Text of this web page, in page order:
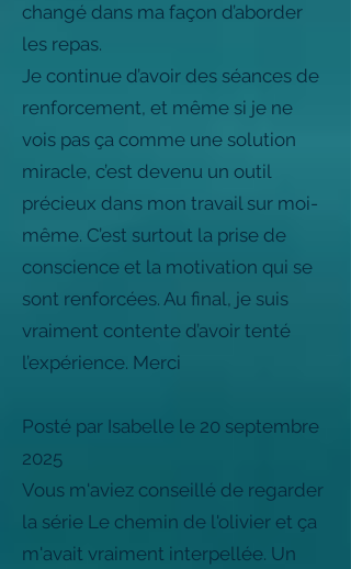
changé dans ma façon d’aborder
les repas.
Je continue d’avoir des séances de
renforcement, et même si je ne
vois pas ça comme une solution
miracle, c’est devenu un outil
précieux dans mon travail sur moi-
même. C’est surtout la prise de
conscience et la motivation qui se
sont renforcées. Au final, je suis
vraiment contente d’avoir tenté
l’expérience. Merci
Posté par Isabelle le 20 septembre
2025
Vous m'aviez conseillé de regarder
la série Le chemin de l'olivier et ça
m'avait vraiment interpellée. Un